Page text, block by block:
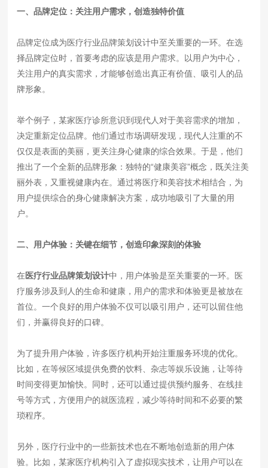
一、品牌定位：关注用户需求，创造独特价值
品牌定位成为医疗行业品牌策划设计中至关重要的一环。在选
择品牌定位时，首要考虑的应该是用户需求。以用户为中心，
关注用户的真实需求，才能够创造出真正有价值、吸引人的品
牌形象。
举个例子，某家医疗诊所意识到现代人对于美容需求的增加，
决定重新定位品牌。他们通过市场调研发现，现代人注重的不
仅仅是表面的美丽，更关注身心健康的综合效果。于是，他们
推出了一个全新的品牌形象：独特的“健康美容”概念，既关注美
丽外表，又重视健康内在。通过将医疗和美容技术相结合，为
用户提供综合的身心健康解决方案，成功地吸引了大量的用
户。
二、用户体验：关键在细节，创造印象深刻的体验
在医疗行业品牌策划设计中，用户体验是至关重要的一环。医
疗服务涉及到人的生命和健康，用户的需求和体验更是被放在
首位。一个良好的用户体验不仅可以吸引用户，还可以留住他
们，并赢得良好的口碑。
为了提升用户体验，许多医疗机构开始注重服务环境的优化。
比如，在等候区域提供免费的饮料、杂志等娱乐设施，让等待
时间变得更加愉快。同时，还可以通过提供预约服务、在线挂
号等方式，方便用户的就医流程，减少等待时间和不必要的繁
琐程序。
另外，医疗行业中的一些新技术也在不断地创造新的用户体
验。比如，某家医疗机构引入了虚拟现实技术，让用户可以在